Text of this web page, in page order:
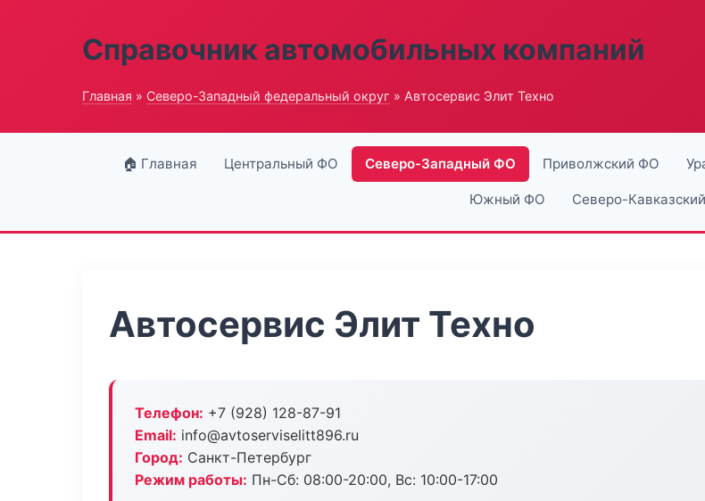
Справочник автомобильных компаний
Главная » Северо-Западный федеральный округ » Автосервис Элит Техно
🏠 Главная Центральный ФО Северо-Западный ФО Приволжский ФО
Южный ФО Северо-
Автосервис Элит Техно
Телефон: +7 (928) 128-87-91
Email: info@avtoserviselitt896.ru
Город: Санкт-Петербург
Режим работы: Пн-Сб: 08:00-20:00, Вс: 10:00-17:00